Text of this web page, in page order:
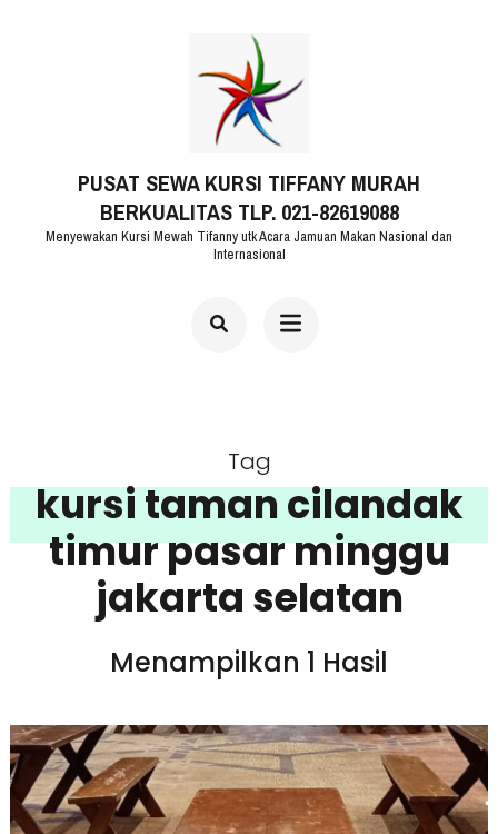
PUSAT SEWA KURSI TIFFANY MURAH
BERKUALITAS TLP. 021-82619088
Menyewakan Kursi Mewah Tifanny utk Acara Jamuan Makan Nasional dan
Internasional
Tag
kursi taman cilandak
timur pasar minggu
jakarta selatan
Menampilkan 1 Hasil